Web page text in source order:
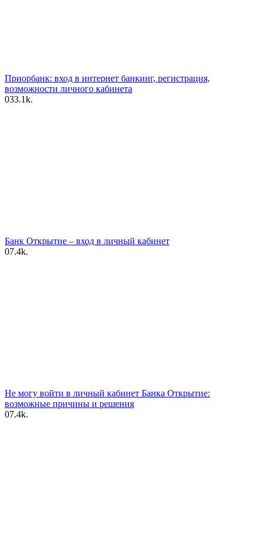
Приорбанк: вход в интернет банкинг, регистрация,
возможности личного кабинета
033.1k.
Банк Открытие – вход в личный кабинет
07.4k.
Не могу войти в личный кабинет Банка Открытие:
возможные причины и решения
07.4k.